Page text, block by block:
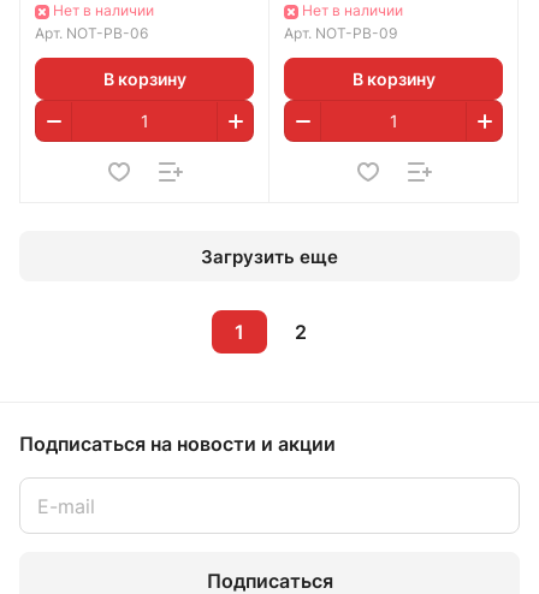
Нет в наличии
Арт. NOT-PB-06
В корзину
Нет в наличии
Арт. NOT-PB-09
В корзину
Загрузить еще
1 2
Подписаться на новости и акции
Подписаться